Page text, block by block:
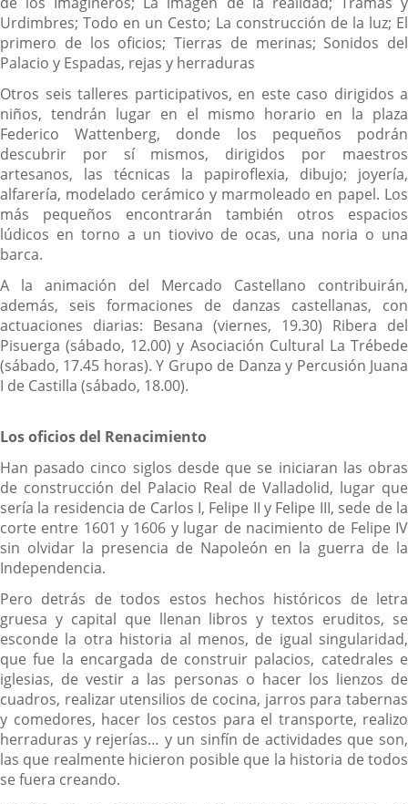
Urdimbres; Todo en un Cesto; La construcción de la luz; El
primero de los oficios; Tierras de merinas; Sonidos del
Palacio y Espadas, rejas y herraduras
Otros seis talleres participativos, en este caso dirigidos a
niños, tendrán lugar en el mismo horario en la plaza
Federico Wattenberg, donde los pequeños podrán
descubrir por sí mismos, dirigidos por maestros
artesanos, las técnicas la papiroflexia, dibujo; joyería,
alfarería, modelado cerámico y marmoleado en papel. Los
más pequeños encontrarán también otros espacios
lúdicos en torno a un tiovivo de ocas, una noria o una
barca.
A la animación del Mercado Castellano contribuirán,
además, seis formaciones de danzas castellanas, con
actuaciones diarias: Besana (viernes, 19.30) Ribera del
Pisuerga (sábado, 12.00) y Asociación Cultural La Trébede
(sábado, 17.45 horas). Y Grupo de Danza y Percusión Juana
I de Castilla (sábado, 18.00).
Los oficios del Renacimiento
Han pasado cinco siglos desde que se iniciaran las obras
de construcción del Palacio Real de Valladolid, lugar que
sería la residencia de Carlos I, Felipe II y Felipe III, sede de la
corte entre 1601 y 1606 y lugar de nacimiento de Felipe IV
sin olvidar la presencia de Napoleón en la guerra de la
Independencia.
Pero detrás de todos estos hechos históricos de letra
gruesa y capital que llenan libros y textos eruditos, se
esconde la otra historia al menos, de igual singularidad,
que fue la encargada de construir palacios, catedrales e
iglesias, de vestir a las personas o hacer los lienzos de
cuadros, realizar utensilios de cocina, jarros para tabernas
y comedores, hacer los cestos para el transporte, realizo
herraduras y rejerías… y un sinfín de actividades que son,
las que realmente hicieron posible que la historia de todos
se fuera creando.